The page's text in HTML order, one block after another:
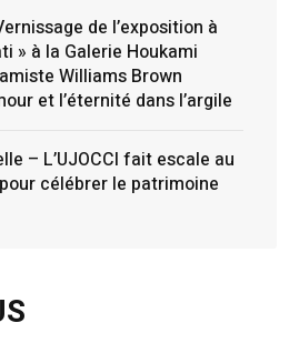
de l’exposition à
» à la Galerie Houkami
Williams Brown
et l’éternité dans l’argile
– L’UJOCCI fait escale au
célébrer le patrimoine